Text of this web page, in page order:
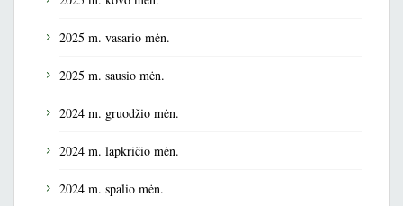
2025 m. vasario mėn.
2025 m. sausio mėn.
2024 m. gruodžio mėn.
2024 m. lapkričio mėn.
2024 m. spalio mėn.